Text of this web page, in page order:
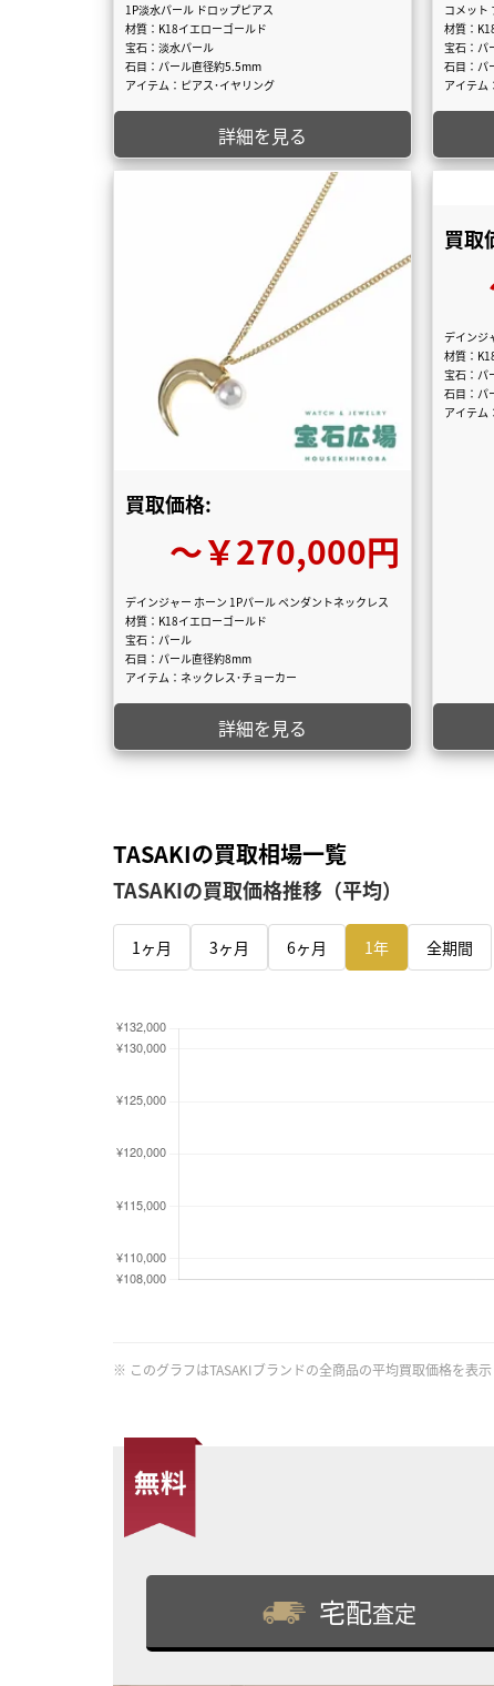
1P淡水パール ドロップピアス
材質：K18イエローゴールド
宝石：淡水パール
石目：パール直径約5.5mm
アイテム：ピアス･イヤリング
詳細を見る
コメット
材質：
宝石：パ
石目：パ
アイテム
買取価格:
〜￥270,000円
デインジャー ホーン 1Pパール ペンダントネックレス
材質：K18イエローゴールド
宝石：パール
石目：パール直径約8mm
アイテム：ネックレス･チョーカー
詳細を見る
買取
デインジ
材質：
宝石：パ
石目：パ
アイテム
TASAKIの買取相場一覧
TASAKIの買取価格推移（平均）
1ヶ月 3ヶ月 6ヶ月 1年 全期間
※ このグラフはTASAKIブランドの全商品の平均買取価格を表
宅配査定